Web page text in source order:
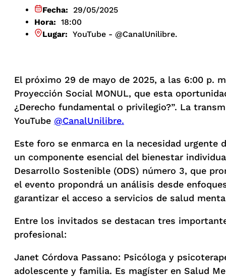
Fecha: 29/05/2025
Hora: 18:00
Lugar: YouTube - @CanalUnilibre.
El próximo 29 de mayo de 2025, a las 6:00 p.
Proyección Social MONUL, que esta
¿Derecho fundamental o privilegio?”. La
YouTube @CanalUnilibre.
Este foro se enmarca en la necesidad
un componente esencial del bienestar
Desarrollo Sostenible (ODS) número 3, que
el evento propondrá un análisis desde
garantizar el acceso a servicios de salud
Entre los invitados se destacan tres
profesional:
Janet Córdova Passano: Psicóloga y
adolescente y familia. Es magíster en Salud